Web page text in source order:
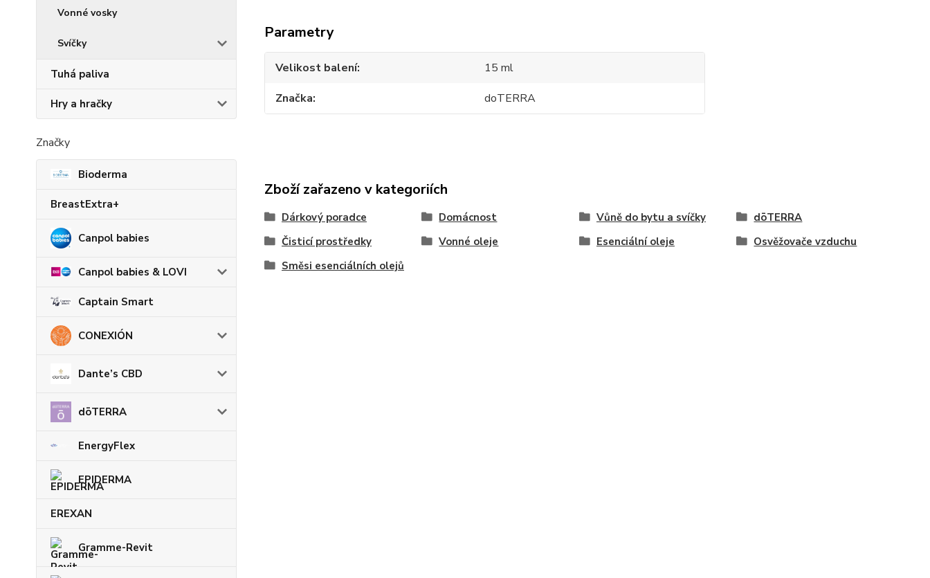
Vonné vosky
Svíčky
Tuhá paliva
Hry a hračky
Značky
Bioderma
BreastExtra+
Canpol babies
Canpol babies & LOVI
Captain Smart
CONEXIÓN
Dante’s CBD
dōTERRA
EnergyFlex
EPIDERMA
EREXAN
Gramme-Revit
Parametry
Velikost balení
15 ml
Značka
doTERRA
Zboží zařazeno v kategoriích
Dárkový poradce Domácnost Vůně do bytu a svíčky
dōTERRA
Čisticí prostředky
Vonné oleje Esenciální oleje
Osvěžovače vzduchu
Směsi esenciálních olejů